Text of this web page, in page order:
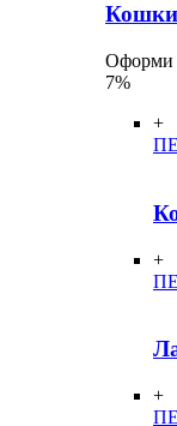
Кошки
Оформи
7%
+
+
+